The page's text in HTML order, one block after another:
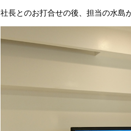
社長とのお打合せの後、担当の水島